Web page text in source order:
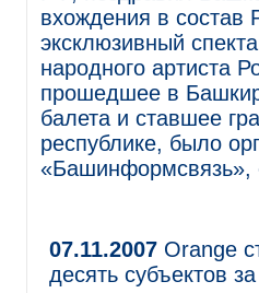
вхождения в состав
эксклюзивный
народного артиста
прошедшее в
балета и ставшее
республике, было
«Башинформсвязь»,
07.11.2007 Orange
десять субъектов